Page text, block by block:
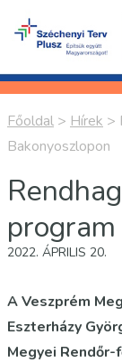
Főoldal > Hírek >
Bakonyoszlopon
2022. ÁPRILIS 20.
A Veszprém
Eszterházy
Megyei